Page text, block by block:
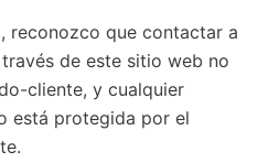
reconozco que contactar a
de este sitio web no
cliente, y cualquier
está protegida por el